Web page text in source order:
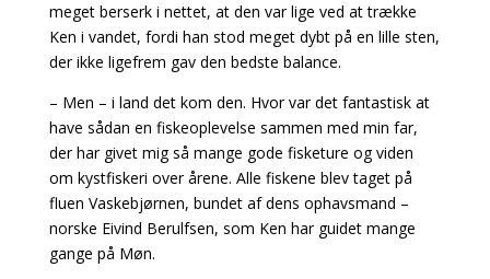
meget berserk i nettet, at den var lige ved at trække
Ken i vandet, fordi han stod meget dybt på en lille sten,
der ikke ligefrem gav den bedste balance.
– Men – i land det kom den. Hvor var det fantastisk at
have sådan en fiskeoplevelse sammen med min far,
der har givet mig så mange gode fisketure og viden
om kystfiskeri over årene. Alle fiskene blev taget på
fluen Vaskebjørnen, bundet af dens ophavsmand –
norske Eivind Berulfsen, som Ken har guidet mange
gange på Møn.